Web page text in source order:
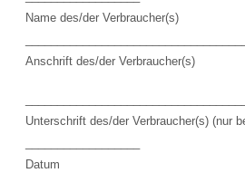
Name des/der Verbraucher(s)
Anschrift des/der Verbraucher(s)
Unterschrift des/der Verbraucher(s) (nur
Datum